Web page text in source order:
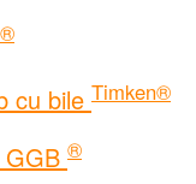
cu bile Timken®
®